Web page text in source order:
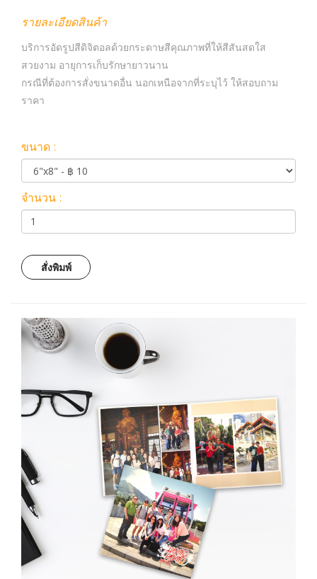
รายละเอียดสินค้า
บริการอัดรูปสีดิจิตอลด้วยกระดาษสีคุณภาพที่ให้สีสันสดใส
สวยงาม อายุการเก็บรักษายาวนาน
กรณีที่ต้องการสั่งขนาดอื่น นอกเหนือจากที่ระบุไว้ ให้สอบถาม
ราคา
ขนาด :
จำนวน :
สั่งพิมพ์